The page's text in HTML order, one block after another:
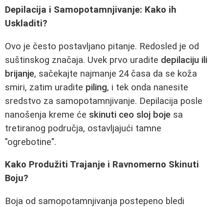
Depilacija i Samopotamnjivanje: Kako ih
Uskladiti?
Ovo je često postavljano pitanje. Redosled je od
suštinskog značaja. Uvek prvo uradite depilaciju ili
brijanje, sačekajte najmanje 24 časa da se koža
smiri, zatim uradite piling, i tek onda nanesite
sredstvo za samopotamnjivanje. Depilacija posle
nanošenja kreme će skinuti ceo sloj boje sa
tretiranog područja, ostavljajući tamne
"ogrebotine".
Kako Produžiti Trajanje i Ravnomerno Skinuti
Boju?
Boja od samopotamnjivanja postepeno bledi